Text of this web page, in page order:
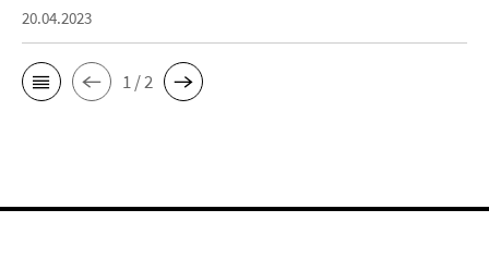
20.04.2023
1 / 2